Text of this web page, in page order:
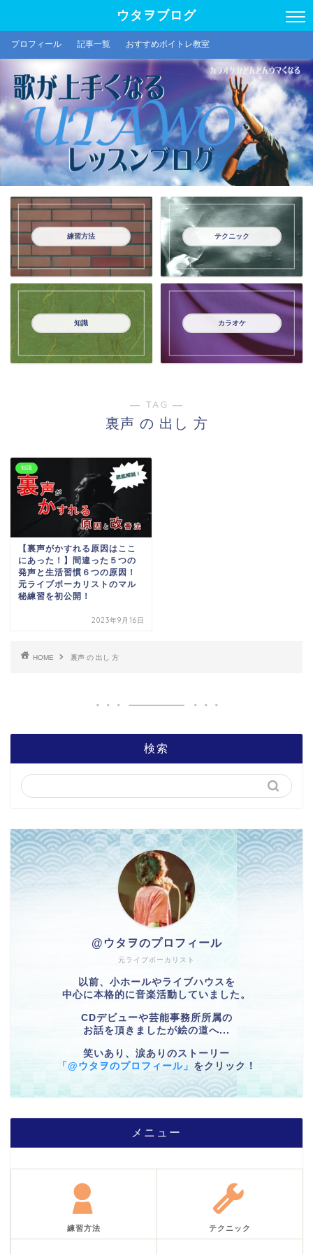
ウタヲブログ
プロフィール 記事一覧 おすすめボイトレ教室
練習方法 テクニック
知識 カラオケ
― TAG ―
裏声 の 出し 方
知識
【裏声がかすれる原因はここ
にあった！】間違った５つの
発声と生活習慣６つの原因！
元ライブボーカリストのマル
秘練習を初公開！
2023年9月16日
HOME 裏声 の 出し 方
検索
元ライブボーカリスト
@ウタヲのプロフィール
以前、小ホールやライブハウスを
中心に本格的に音楽活動していました。
CDデビューや芸能事務所所属の
お話を頂きましたが絵の道へ...
笑いあり、涙ありのストーリー
「@ウタヲのプロフィール」 をクリック！
メニュー
練習方法 テクニック